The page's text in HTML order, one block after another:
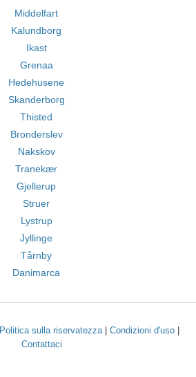
Middelfart
Kalundborg
Ikast
Grenaa
Hedehusene
Skanderborg
Thisted
Bronderslev
Nakskov
Tranekær
Gjellerup
Struer
Lystrup
Jyllinge
Tårnby
Danimarca
Politica sulla riservatezza| Condizioni d'uso|
Contattaci